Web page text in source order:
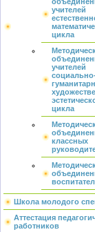
учителей
цикла
учителей
цикла
классных
Школа молодого
Аттестация
работников